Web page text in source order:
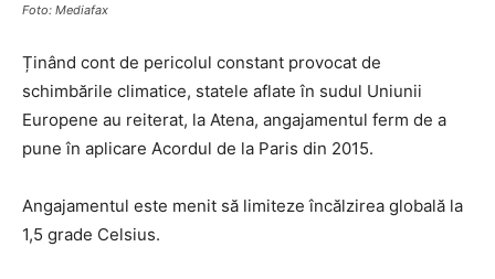
Foto: Mediafax
Ținând cont de pericolul constant provocat de
schimbările climatice, statele aflate în sudul Uniunii
Europene au reiterat, la Atena, angajamentul ferm de a
pune în aplicare Acordul de la Paris din 2015.
Angajamentul este menit să limiteze încălzirea globală la
1,5 grade Celsius.